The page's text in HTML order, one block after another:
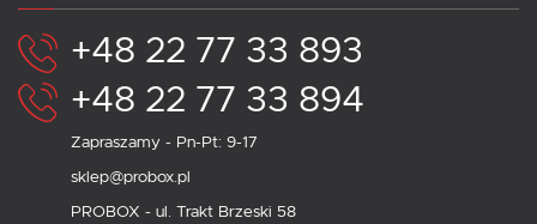
+48 22 77 33 893
+48 22 77 33 894
Zapraszamy - Pn-Pt: 9-17
sklep@probox.pl
PROBOX - ul. Trakt Brzeski 58